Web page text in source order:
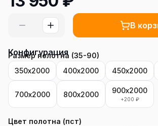
В
Конфигурация
Размер полотна (35-90)
350х2000 400х2000 450х2000
700х2000 800х2000 900х2000
+200 ₽
Цвет полотна (пст)